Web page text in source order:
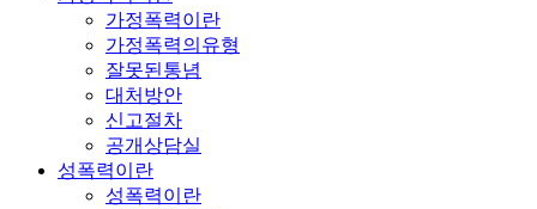
가정폭력이란
가정폭력의유형
잘못된통념
대처방안
신고절차
공개상담실
성폭력이란
성폭력이란